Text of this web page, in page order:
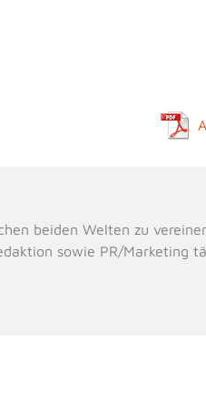
beiden Welten zu
sowie PR/Marketing